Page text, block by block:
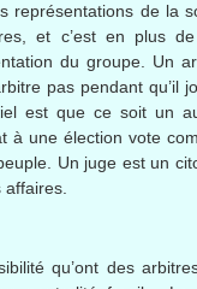
représentations de la
, et c’esten plus
du groupe . Un
pas pendant qu’il
est que ce soitun
à une élection vote
. Un juge estun
affaires.
qu’ont des